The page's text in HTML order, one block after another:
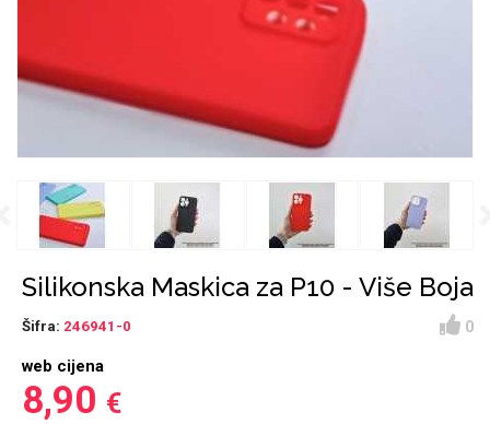
Previous
Silikonska Maskica za P10 - Više Boja
Šifra: 246941-0
0
web cijena
8,90 €
Croatos
Najprodavanije - TOP
Xiaomi Punjači za mobitel
Spigen maskice
Huawei
Držači za romobil
Ostali držači
AUX kablovi Adapteri za mobitel